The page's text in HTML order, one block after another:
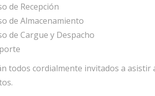
de Recepción
de Almacenamiento
de Cargue y Despacho
todos cordialmente invitados a